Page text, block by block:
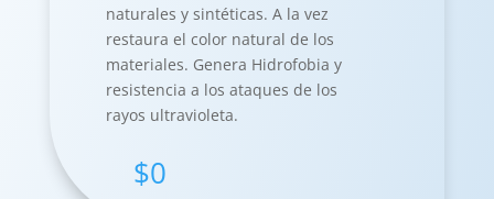
naturales y sintéticas. A la vez
restaura el color natural de los
materiales. Genera Hidrofobia y
resistencia a los ataques de los
rayos ultravioleta.
$0